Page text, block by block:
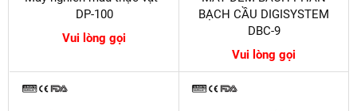
DP-100
Vui lòng gọi
BẠCH CẦU DIGISYSTEM
DBC-9
Vui lòng gọi